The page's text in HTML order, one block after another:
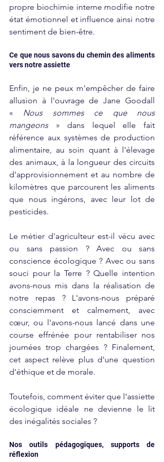
propre biochimie interne modifie notre
état émotionnel et influence ainsi notre
sentiment de bien-être.
Ce que nous savons du chemin des aliments
vers notre assiette
Enfin, je ne peux m'empêcher de faire
allusion à l'ouvrage de Jane Goodall
« Nous sommes ce que nous
mangeons » dans lequel elle fait
référence aux systèmes de production
alimentaire, au soin quant à l'élevage
des animaux, à la longueur des circuits
d'approvisionnement et au nombre de
kilomètres que parcourent les aliments
que nous ingérons, avec leur lot de
pesticides.
Le métier d'agriculteur est-il vécu avec
ou sans passion ? Avec ou sans
conscience écologique ? Avec ou sans
souci pour la Terre ? Quelle intention
avons-nous mis dans la réalisation de
notre repas ? L'avons-nous préparé
consciemment et calmement, avec
cœur, ou l'avons-nous lancé dans une
course effrénée pour rentabiliser nos
journées trop chargées ? Finalement,
cet aspect relève plus d'une question
d'éthique et de morale.
Toutefois, comment éviter que l'assiette
écologique idéale ne devienne le lit
des inégalités sociales ?
Nos outils pédagogiques, supports de
réflexion